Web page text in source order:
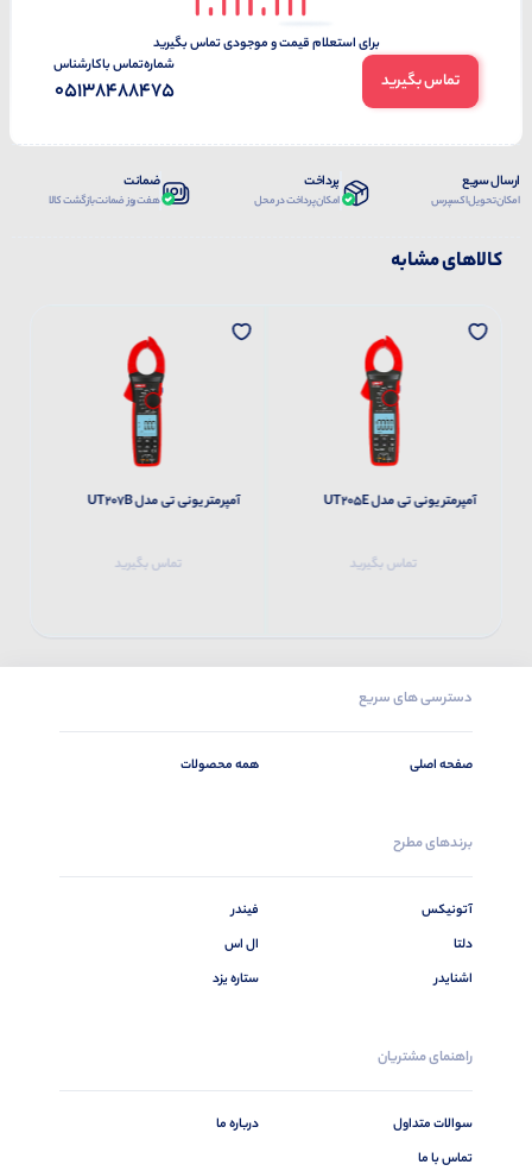
برای استعلام قیمت و موجودی تماس بگیرید
تماس بگیرید
شماره‌تماس‌ با‌کارشناس
05138488475
ارسال سریع
امکان تحویل اکسپرس
پرداخت
امکان پرداخت در محل
ضمانت
هفت روز ضمانت بازگشت کالا
کالاهای مشابه
آمپرمتر یونی تی مدل UT205E
تماس بگیرید
آمپرمتر یونی تی مدل UT207B
تماس بگیرید
دسترسی های سریع
صفحه اصلی همه محصولات
برندهای مطرح
آتونیکس
دلتا
اشنایدر
فیندر
ال اس
ستاره یزد
راهنمای مشتریان
سوالات متداول
تماس با ما
درباره ما